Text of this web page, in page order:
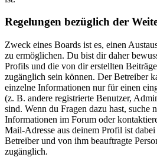
Regelungen bezüglich der
Zweck eines Boards ist es, einen
zu ermöglichen. Du bist dir daher
Profils und die von dir erstellten
zugänglich sein können. Der Betreiber
einzelne Informationen nur für einen
(z. B. andere registrierte Benutzer,
sind. Wenn du Fragen dazu hast, suche
Informationen im Forum oder
Mail-Adresse aus deinem Profil ist
Betreiber und von ihm beauftragte
zugänglich.